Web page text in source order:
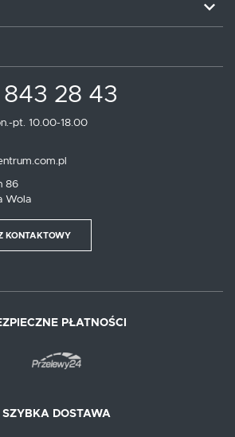
843 28 43
pt. 10.00-18.00
86
Wola
KONTAKTOWY
PŁATNOŚCI
SZYBKA DOSTAWA